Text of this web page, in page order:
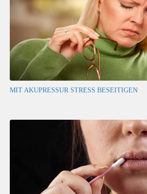
MIT AKUPRESSUR STRESS BESEITIGEN